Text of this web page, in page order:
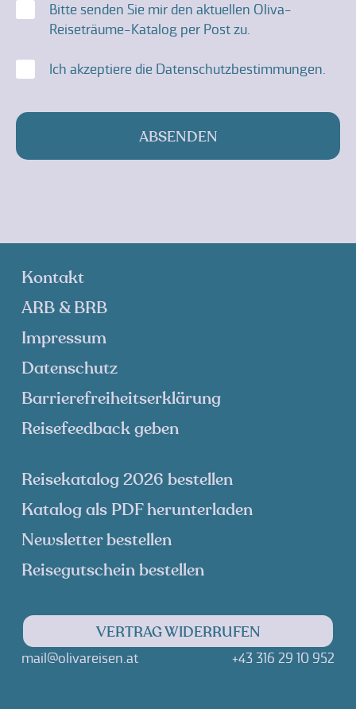
Einwilligung
Bitte senden Sie mir den aktuellen Oliva-
Reiseträume-Katalog per Post zu.
Einwilligung
Ich akzeptiere die Datenschutzbestimmungen.
Kontakt
ARB & BRB
Impressum
Datenschutz
Barrierefreiheitserklärung
Reisefeedback geben
Reisekatalog 2026 bestellen
Katalog als PDF herunterladen
Newsletter bestellen
Reisegutschein bestellen
VERTRAG WIDERRUFEN
+43 316 29 10 952
mail@olivareisen.at